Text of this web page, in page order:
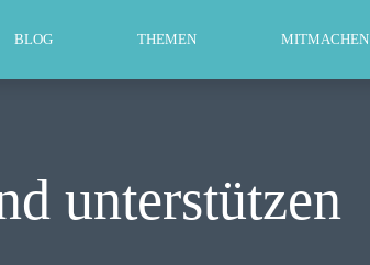
BLOG THEMEN MITMACHEN
unterstützen